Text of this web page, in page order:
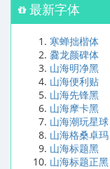
最新字体
寒蝉拙楷体
爨龙颜碑体
山海明净黑
山海便利贴
山海先锋黑
山海摩卡黑
山海潮玩星球
山海格桑卓玛
山海标题黑
山海标题正黑